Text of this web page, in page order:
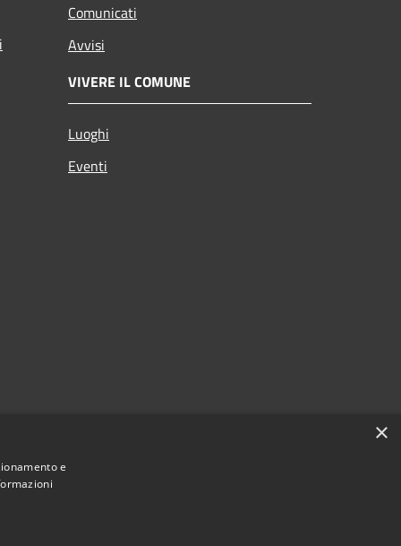
Comunicati
Avvisi
VIVERE IL COMUNE
Luoghi
Eventi
×
e